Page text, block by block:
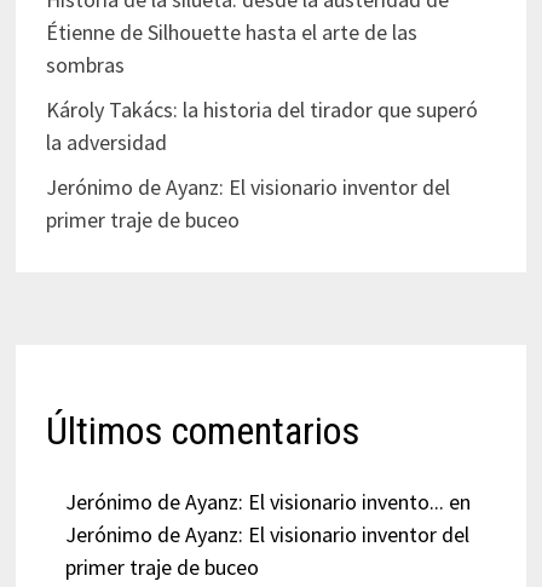
Étienne de Silhouette hasta el arte de las
sombras
Károly Takács: la historia del tirador que superó
la adversidad
Jerónimo de Ayanz: El visionario inventor del
primer traje de buceo
Últimos comentarios
Jerónimo de Ayanz: El visionario invento... en
Jerónimo de Ayanz: El visionario inventor del
primer traje de buceo